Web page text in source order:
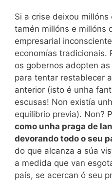
Si a crise deixou
tamén millóns e millóns
empresarial
economías tradicionais.
os gobernos adopten
para tentar restablecer
anterior (isto é unha
escusas! Non existía
equilibrio previa). Non?
como unha praga de
devorando todo o seu
do que alcanza a súa
a medida que van
país, se acercan ó seu